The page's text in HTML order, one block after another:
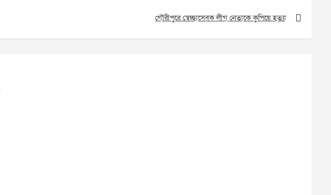
গৌরীপুরে স্বেচ্ছাসেবক লীগ নেতাকে কুপিয়ে হত্যা